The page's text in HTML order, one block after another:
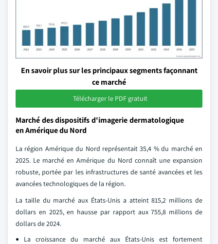
En savoir plus sur les principaux segments façonnant
ce marché
Télécharger le PDF gratuit
Marché des dispositifs d'imagerie dermatologique
en Amérique du Nord
La région Amérique du Nord représentait 35,4 % du marché en
2025. Le marché en Amérique du Nord connaît une expansion
robuste, portée par les infrastructures de santé avancées et les
avancées technologiques de la région.
La taille du marché aux États-Unis a atteint 815,2 millions de
dollars en 2025, en hausse par rapport aux 755,8 millions de
dollars de 2024.
La croissance du marché aux États-Unis est fortement